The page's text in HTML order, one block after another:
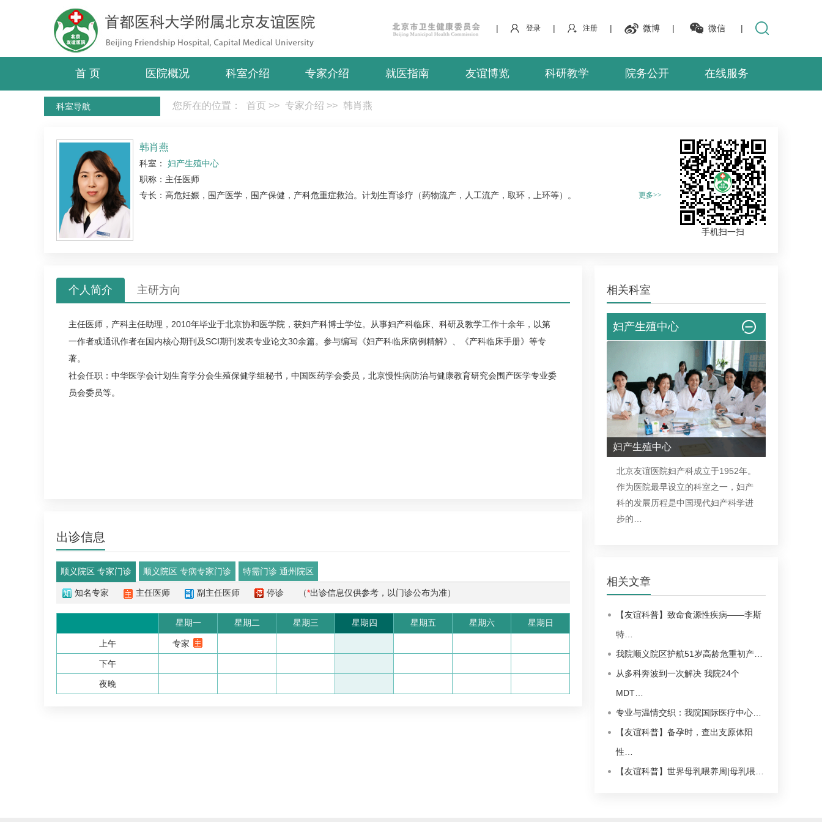
| 登录 | 注册 | 微博 | 微信 |
首 页 医院概况 科室介绍 专家介绍 就医指南 友谊博览 科研教学 院务公开 在线服务
您所在的位置： 首页 >> 专家介绍 >> 韩肖燕
科室导航
韩肖燕
科室： 妇产生殖中心
职称：主任医师
专长：高危妊娠，围产医学，围产保健，产科危重症救治。计划生育诊疗（药物流产，人工流产，取环，上环等）。
更多>>
手机扫一扫
个人简介 主研方向
主任医师，产科主任助理，2010年毕业于北京协和医学院，获妇产科博士学位。从事妇产科临床、科研及教学工作十余年，以第
一作者或通讯作者在国内核心期刊及SCI期刊发表专业论文30余篇。参与编写《妇产科临床病例精解》、《产科临床手册》等专
著。
社会任职：中华医学会计划生育学分会生殖保健学组秘书，中国医药学会委员，北京慢性病防治与健康教育研究会围产医学专业委
员会委员等。
出诊信息
顺义院区 专家门诊 顺义院区 专病专家门诊 特需门诊 通州院区
知名专家 主任医师 副主任医师 停诊 （*出诊信息仅供参考，以门诊公布为准）
星期一 星期二 星期三 星期四 星期五 星期六 星期日
上午 专家
下午
夜晚
相关科室
妇产生殖中心
妇产生殖中心
北京友谊医院妇产科成立于1952年。
作为医院最早设立的科室之一， 妇产
科的发展历程是中国现代妇产科学进
步的…
相关文章
【友谊科普】致命食源性疾病——李斯
特…
我院顺义院区护航51岁高龄危重初产…
从多科奔波到一次解决 我院24个
MDT…
专业与温情交织：我院国际医疗中心…
【友谊科普】备孕时，查出支原体阳
性…
【友谊科普】世界母乳喂养周|母乳喂…